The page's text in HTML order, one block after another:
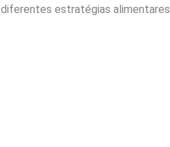
diferentes estratégias alimentares.